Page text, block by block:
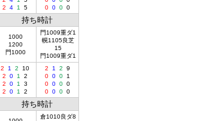
2
4 1 5
0 0 0 0
持ち時計
1000
1200
門1000
門1009重ダ1
幌1105良芝
15
門1009重ダ1
2 1 2
10
2
0 1
2
2
0 1
3
2
0 1 2
2 1 2
9
0 0 0
1
0 0 0 0
0 0 0 0
持ち時計
倉1010良ダ8